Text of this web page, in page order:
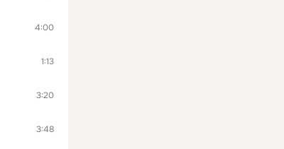
4:00
1:13
3:20
3:48